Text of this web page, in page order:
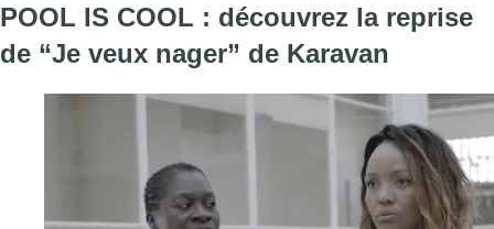
POOL IS COOL : découvrez la reprise
de “Je veux nager” de Karavan